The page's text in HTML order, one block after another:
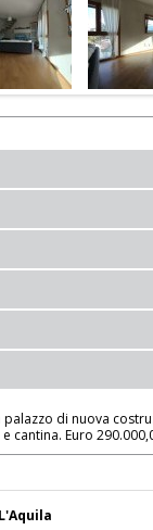
di nuova
cantina. Euro